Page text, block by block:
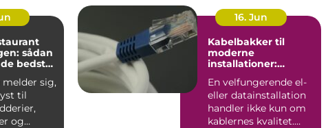
sådan
bedste
i
melder sig,
til
og
16. Jun
Kabelbakker til
moderne
installationer:
anvendelse
En velfungerende el-
eller datainstallation
handler ikke kun om
kablernes kvalitet.